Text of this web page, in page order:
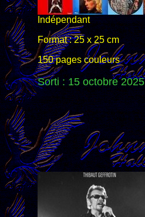
Indépendant
Format : 25 x 25 cm
150 pages couleurs
Sorti : 15 octobre2025